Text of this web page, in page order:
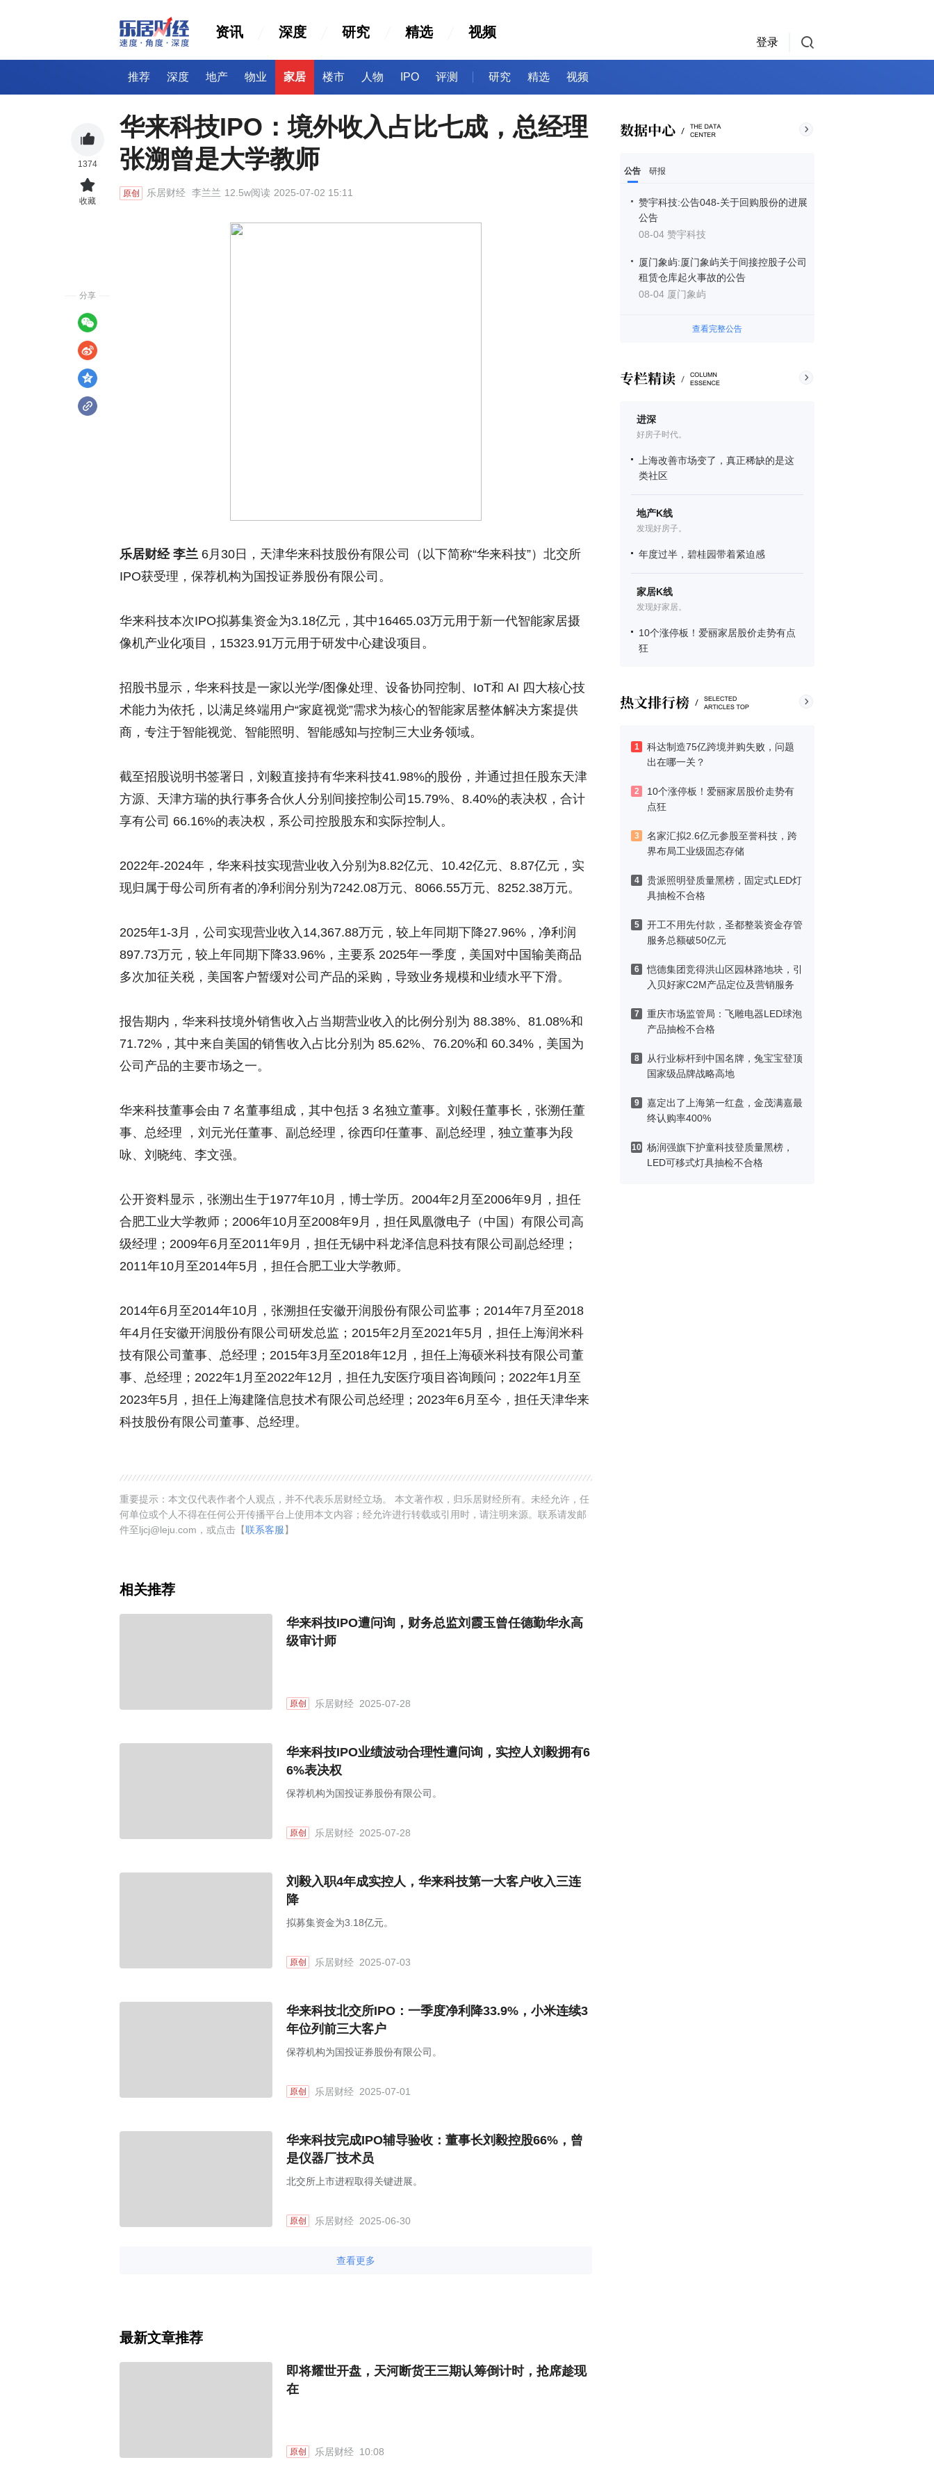
资讯 深度 研究 精选 视频
登录
推荐 深度 地产 物业 家居 楼市 人物 IPO 评测 研究 精选 视频
公告 研报
赞宇科技:公告048-关于回购股份的进展
公告
08-04 赞宇科技
厦门象屿:厦门象屿关于间接控股子公司
租赁仓库起火事故的公告
08-04 厦门象屿
查看完整公告
进深
好房子时代。
上海改善市场变了，真正稀缺的是这
类社区
地产K线
发现好房子。
年度过半，碧桂园带着紧迫感
家居K线
发现好家居。
10个涨停板！爱丽家居股价走势有点
狂
1
科达制造75亿跨境并购失败，问题
出在哪一关？
2
10个涨停板！爱丽家居股价走势有
点狂
3
名家汇拟2.6亿元参股至誉科技，跨
界布局工业级固态存储
4
贵派照明登质量黑榜，固定式LED灯
具抽检不合格
5
开工不用先付款，圣都整装资金存管
服务总额破50亿元
6
恺德集团竞得洪山区园林路地块，引
入贝好家C2M产品定位及营销服务
7
重庆市场监管局：飞雕电器LED球泡
产品抽检不合格
8
从行业标杆到中国名牌，兔宝宝登顶
国家级品牌战略高地
9
嘉定出了上海第一红盘，金茂满嘉最
终认购率400%
10 杨润强旗下护童科技登质量黑榜，
LED可移式灯具抽检不合格
华来科技IPO：境外收入占比七成，总经理
张溯曾是大学教师
原创 乐居财经 李兰兰 12.5w阅读 2025-07-02 15:11
乐居财经 李兰 6月30日，天津华来科技股份有限公司（以下简称“华来科技”）北交所
IPO获受理，保荐机构为国投证券股份有限公司。
华来科技本次IPO拟募集资金为3.18亿元，其中16465.03万元用于新一代智能家居摄
像机产业化项目，15323.91万元用于研发中心建设项目。
招股书显示，华来科技是一家以光学/图像处理、设备协同控制、IoT和 AI 四大核心技
术能力为依托，以满足终端用户“家庭视觉”需求为核心的智能家居整体解决方案提供
商，专注于智能视觉、智能照明、智能感知与控制三大业务领域。
截至招股说明书签署日，刘毅直接持有华来科技41.98%的股份，并通过担任股东天津
方源、天津方瑞的执行事务合伙人分别间接控制公司15.79%、8.40%的表决权，合计
享有公司 66.16%的表决权，系公司控股股东和实际控制人。
2022年-2024年，华来科技实现营业收入分别为8.82亿元、10.42亿元、8.87亿元，实
现归属于母公司所有者的净利润分别为7242.08万元、8066.55万元、8252.38万元。
2025年1-3月，公司实现营业收入14,367.88万元，较上年同期下降27.96%，净利润
897.73万元，较上年同期下降33.96%，主要系 2025年一季度，美国对中国输美商品
多次加征关税，美国客户暂缓对公司产品的采购，导致业务规模和业绩水平下滑。
报告期内，华来科技境外销售收入占当期营业收入的比例分别为 88.38%、81.08%和
71.72%，其中来自美国的销售收入占比分别为 85.62%、76.20%和 60.34%，美国为
公司产品的主要市场之一。
华来科技董事会由 7 名董事组成，其中包括 3 名独立董事。刘毅任董事长，张溯任董
事、总经理 ，刘元光任董事、副总经理，徐西印任董事、副总经理，独立董事为段
咏、刘晓纯、李文强。
公开资料显示，张溯出生于1977年10月，博士学历。2004年2月至2006年9月，担任
合肥工业大学教师；2006年10月至2008年9月，担任凤凰微电子（中国）有限公司高
级经理；2009年6月至2011年9月，担任无锡中科龙泽信息科技有限公司副总经理；
2011年10月至2014年5月，担任合肥工业大学教师。
2014年6月至2014年10月，张溯担任安徽开润股份有限公司监事；2014年7月至2018
年4月任安徽开润股份有限公司研发总监；2015年2月至2021年5月，担任上海润米科
技有限公司董事、总经理；2015年3月至2018年12月，担任上海硕米科技有限公司董
事、总经理；2022年1月至2022年12月，担任九安医疗项目咨询顾问；2022年1月至
2023年5月，担任上海建隆信息技术有限公司总经理；2023年6月至今，担任天津华来
科技股份有限公司董事、总经理。
重要提示：本文仅代表作者个人观点，并不代表乐居财经立场。 本文著作权，归乐居财经所有。未经允许，任
何单位或个人不得在任何公开传播平台上使用本文内容；经允许进行转载或引用时，请注明来源。联系请发邮
件至ljcj@leju.com，或点击【联系客服】
相关推荐
华来科技IPO遭问询，财务总监刘霞玉曾任德勤华永高
级审计师
原创 乐居财经 2025-07-28
华来科技IPO业绩波动合理性遭问询，实控人刘毅拥有6
6%表决权
保荐机构为国投证券股份有限公司。
原创 乐居财经 2025-07-28
刘毅入职4年成实控人，华来科技第一大客户收入三连
降
拟募集资金为3.18亿元。
原创 乐居财经 2025-07-03
华来科技北交所IPO：一季度净利降33.9%，小米连续3
年位列前三大客户
保荐机构为国投证券股份有限公司。
原创 乐居财经 2025-07-01
华来科技完成IPO辅导验收：董事长刘毅控股66%，曾
是仪器厂技术员
北交所上市进程取得关键进展。
原创 乐居财经 2025-06-30
查看更多
最新文章推荐
即将耀世开盘，天河断货王三期认筹倒计时，抢席趁现
在
原创 乐居财经 10:08
1374
收藏
分享